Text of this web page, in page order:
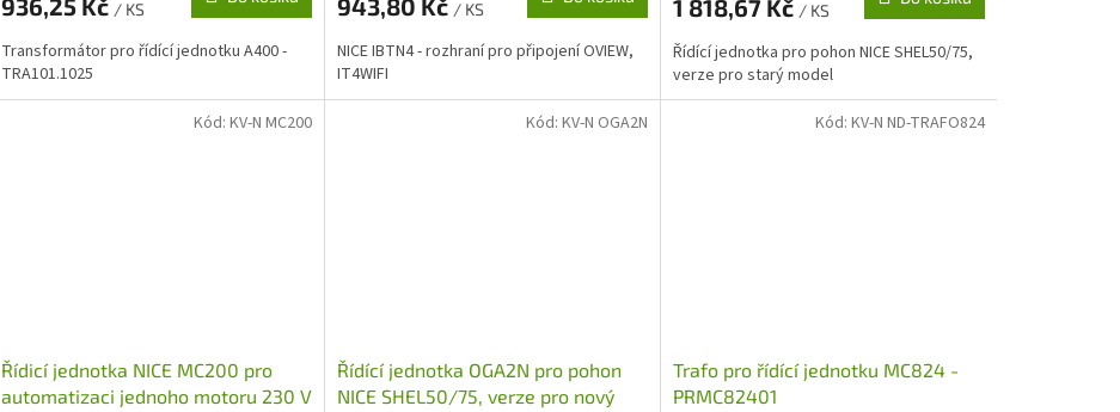
936,25 Kč / KS
Transformátor pro řídící jednotku A400 -
TRA101.1025
943,80 Kč / KS
NICE IBTN4 - rozhraní pro připojení OVIEW,
IT4WIFI
1 818,67 Kč / KS
Řídící jednotka pro pohon NICE SHEL50/75,
verze pro starý model
Řídicí jednotka NICE MC200 pro
automatizaci jednoho motoru 230 V
Kód: KV-N MC200
Řídící jednotka OGA2N pro pohon
NICE SHEL50/75, verze pro nový
Kód: KV-N OGA2N
Trafo pro řídící jednotku MC824 -
PRMC82401
Kód: KV-N ND-TRAFO824